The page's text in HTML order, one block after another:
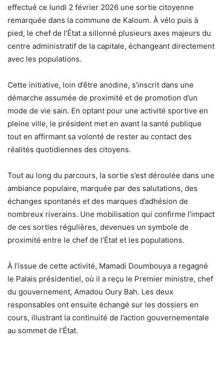
effectué ce lundi 2 février 2026 une sortie citoyenne
remarquée dans la commune de Kaloum. À vélo puis à
pied, le chef de l’État a sillonné plusieurs axes majeurs du
centre administratif de la capitale, échangeant directement
avec les populations.
Cette initiative, loin d’être anodine, s’inscrit dans une
démarche assumée de proximité et de promotion d’un
mode de vie sain. En optant pour une activité sportive en
pleine ville, le président met en avant la santé publique
tout en affirmant sa volonté de rester au contact des
réalités quotidiennes des citoyens.
Tout au long du parcours, la sortie s’est déroulée dans une
ambiance populaire, marquée par des salutations, des
échanges spontanés et des marques d’adhésion de
nombreux riverains. Une mobilisation qui confirme l’impact
de ces sorties régulières, devenues un symbole de
proximité entre le chef de l’État et les populations.
À l’issue de cette activité, Mamadi Doumbouya a regagné
le Palais présidentiel, où il a reçu le Premier ministre, chef
du gouvernement, Amadou Oury Bah. Les deux
responsables ont ensuite échangé sur les dossiers en
cours, illustrant la continuité de l’action gouvernementale
au sommet de l’État.